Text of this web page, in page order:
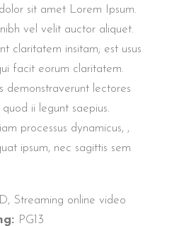
sit amet Lorem Ipsum.
vel velit auctor aliquet.
claritatem insitam; est usus
facit eorum claritatem.
demonstraverunt lectores
ii legunt saepius.
processus dynamicus, ,
ipsum, nec sagittis sem
Streaming online video
PG13